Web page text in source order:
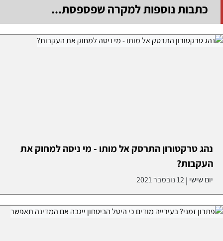
כתבות נוספות למקרה שפספסת...
נהג טרקטורון התרסק אל מותו - מי ניסה למחוק את
העקבות?
יום שישי |12 נובמבר 2021